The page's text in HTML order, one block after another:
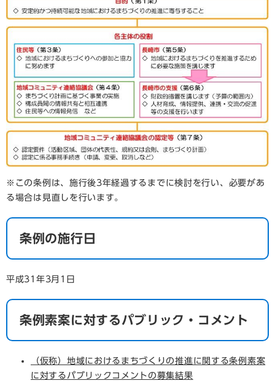
※この条例は、施行後3年経過するまでに検討を行い、必要があ
る場合は見直しを行います。
条例の施行日
平成31年3月1日
条例素案に対するパブリック・コメント
（仮称）地域におけるまちづくりの推進に関する条例素案
に対するパブリックコメントの募集結果